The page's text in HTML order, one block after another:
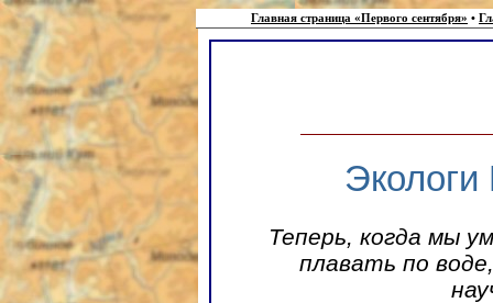
Главная страница «Первого сентября» •
Теперь, когда мы
плавать по